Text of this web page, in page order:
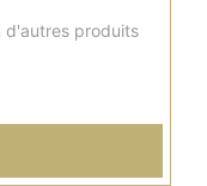
poivrons,
d'autres produits